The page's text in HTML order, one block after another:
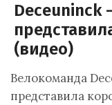
Deceuninck
(видео)
Велокоманда
представила